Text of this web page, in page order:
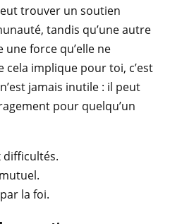
trouver un soutien
tandis qu’une autre
une force qu’elle ne
cela implique pour toi, c’est
jamais inutile : il peut
pour quelqu’un
difficultés.
la foi.